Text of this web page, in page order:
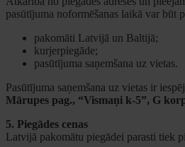
pasūtījuma noformēšanas laikā var būt
pakomāti Latvijā un Baltijā;
kurjerpiegāde;
pasūtījuma saņemšana uz vietas.
Pasūtījuma saņemšana uz vietas ir
Mārupes pag., “Vismaņi k-5”, G
5. Piegādes cenas
Latvijā pakomātu piegādei parasti tiek